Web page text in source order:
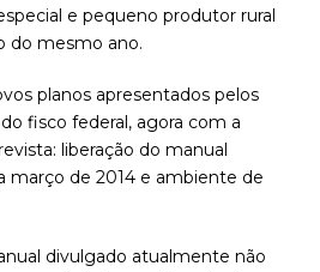
e pequeno produtor rural
do mesmo ano.
planos apresentados pelos
fisco federal, agora com a
liberação do manual
março de 2014 e ambiente de
divulgado atualmente não